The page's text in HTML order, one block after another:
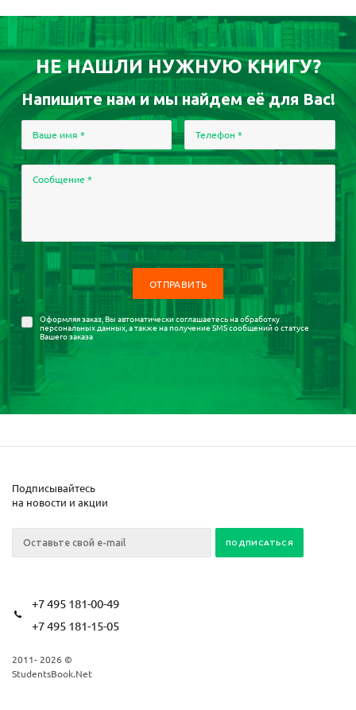
НЕ НАШЛИ НУЖНУЮ КНИГУ?
Напишите нам и мы найдем её для Вас!
Ваше имя * Телефон *
Сообщение *
Оформляя заказ, Вы автоматически соглашаетесь наобработку
персональных данных, а также на получение SMS сообщений о статусе
Вашего заказа
Подписывайтесь
на новости и акции
+7 495 181-00-49
+7 495 181-15-05
2011- 2026 ©
StudentsBook.Net